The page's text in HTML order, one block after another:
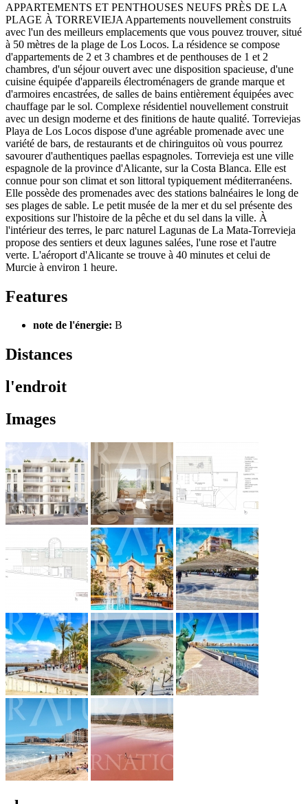
APPARTEMENTS ET PENTHOUSES NEUFS PRÈS DE LA
PLAGE À TORREVIEJA Appartements nouvellement construits
avec l'un des meilleurs emplacements que vous pouvez trouver, situé
à 50 mètres de la plage de Los Locos. La résidence se compose
d'appartements de 2 et 3 chambres et de penthouses de 1 et 2
chambres, d'un séjour ouvert avec une disposition spacieuse, d'une
cuisine équipée d'appareils électroménagers de grande marque et
d'armoires encastrées, de salles de bains entièrement équipées avec
chauffage par le sol. Complexe résidentiel nouvellement construit
avec un design moderne et des finitions de haute qualité. Torreviejas
Playa de Los Locos dispose d'une agréable promenade avec une
variété de bars, de restaurants et de chiringuitos où vous pourrez
savourer d'authentiques paellas espagnoles. Torrevieja est une ville
espagnole de la province d'Alicante, sur la Costa Blanca. Elle est
connue pour son climat et son littoral typiquement méditerranéens.
Elle possède des promenades avec des stations balnéaires le long de
ses plages de sable. Le petit musée de la mer et du sel présente des
expositions sur l'histoire de la pêche et du sel dans la ville. À
l'intérieur des terres, le parc naturel Lagunas de La Mata-Torrevieja
propose des sentiers et deux lagunes salées, l'une rose et l'autre
verte. L'aéroport d'Alicante se trouve à 40 minutes et celui de
Murcie à environ 1 heure.
Features
note de l'énergie: B
Distances
l'endroit
Images